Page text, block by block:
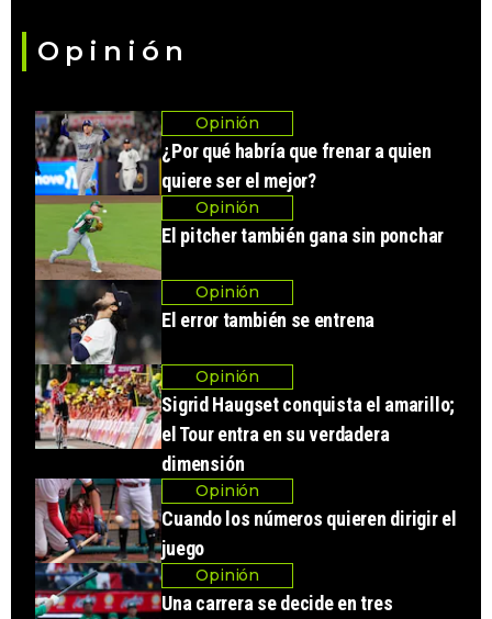
Opinión
Opinión
¿Por qué habría que frenar a quien
quiere ser el mejor?
Opinión
El pitcher también gana sin ponchar
Opinión
El error también se entrena
Opinión
Sigrid Haugset conquista el amarillo;
el Tour entra en su verdadera
dimensión
Opinión
Cuando los números quieren dirigir el
juego
Opinión
Una carrera se decide en tres